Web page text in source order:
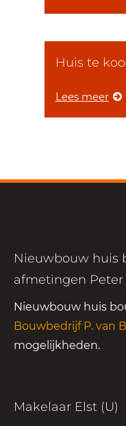
Huis te
Lees meer
Nieuwbouw huis
afmetingen
Nieuwbouw huis
Bouwbedrijf P. van
mogelijkheden.
Makelaar Elst (U)